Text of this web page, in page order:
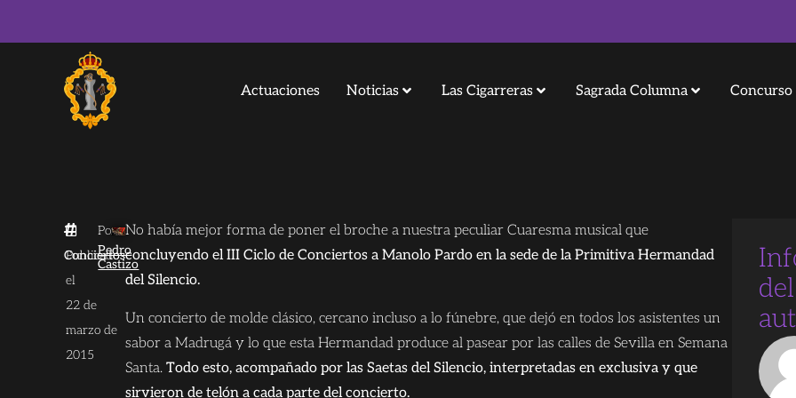
Actuaciones Noticias Las Cigarreras Sagrada Columna Concurso
Conciertos
Publicado
el
22 de
marzo de
2015
Por
Pedro
Castizo
No había mejor forma de poner el broche a nuestra peculiar Cuaresma musical que
concluyendo el III Ciclo de Conciertos a Manolo Pardo en la sede de la Primitiva Hermandad
del Silencio.
Un concierto de molde clásico, cercano incluso a lo fúnebre, que dejó en todos los asistentes un
sabor a Madrugá y lo que esta Hermandad produce al pasear por las calles de Sevilla en Semana
Santa. Todo esto, acompañado por las Saetas del Silencio, interpretadas en exclusiva y que
sirvieron de telón a cada parte del concierto.
del